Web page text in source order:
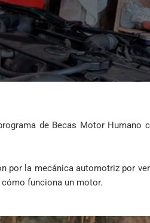
de Becas Motor
por la mecánica automotriz por
funciona un motor.